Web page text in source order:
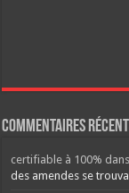
Commentaires
certifiable à 100%
des amendes se